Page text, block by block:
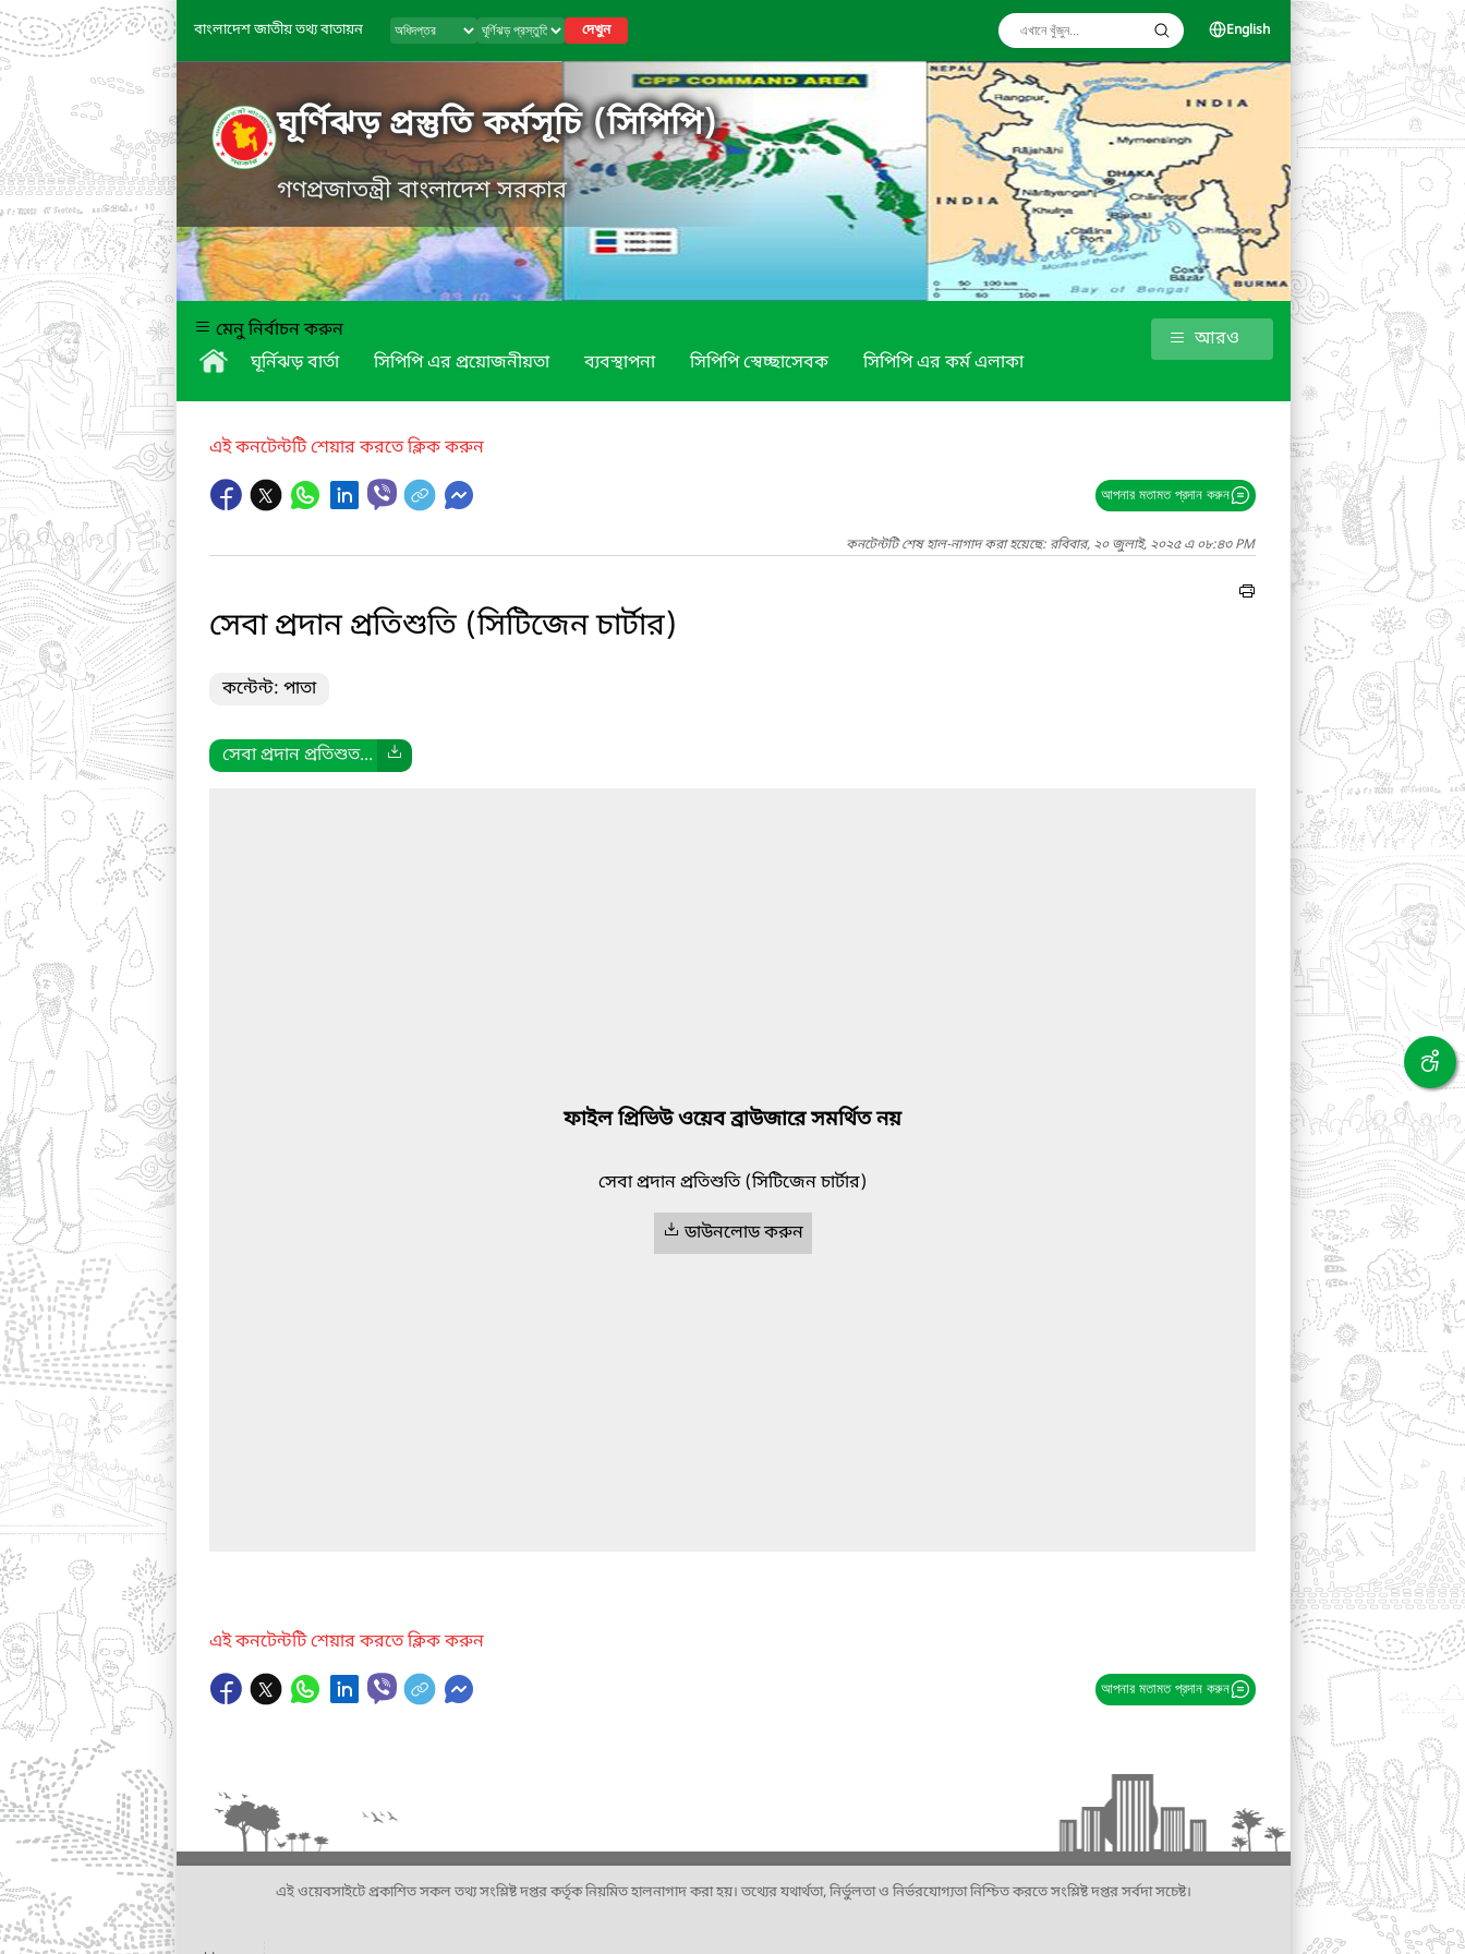
বাংলাদেশ জাতীয় তথ্য বাতায়ন দেখুন English
ঘূর্ণিঝড় প্রস্তুতি কর্মসূচি (সিপিপি)
গণপ্রজাতন্ত্রী বাংলাদেশ সরকার
মেনু নির্বাচন করুন
ঘূর্নিঝড় বার্তা
সিপিপি এর প্রয়োজনীয়তা ব্যবস্থাপনা সিপিপি স্বেচ্ছাসেবক সিপিপি এর কর্ম এলাকা
আরও
এই কনটেন্টটি শেয়ার করতে ক্লিক করুন
আপনার মতামত প্রদান করুন
কনটেন্টটি শেষ হাল-নাগাদ করা হয়েছে: রবিবার, ২০ জুলাই, ২০২৫ এ ০৮:৪৩ PM
সেবা প্রদান প্রতিশুতি (সিটিজেন চার্টার)
কন্টেন্ট: পাতা
সেবা প্রদান প্রতিশুত...
ফাইল প্রিভিউ ওয়েব ব্রাউজারে সমর্থিত নয়
সেবা প্রদান প্রতিশুতি (সিটিজেন চার্টার)
ডাউনলোড করুন
এই কনটেন্টটি শেয়ার করতে ক্লিক করুন
আপনার মতামত প্রদান করুন
এই ওয়েবসাইটে প্রকাশিত সকল তথ্য সংশ্লিষ্ট দপ্তর কর্তৃক নিয়মিত হালনাগাদ করা হয়। তথ্যের যথার্থতা, নির্ভুলতা ও নির্ভরযোগ্যতা নিশ্চিত করতে সংশ্লিষ্ট দপ্তর সর্বদা সচেষ্ট।